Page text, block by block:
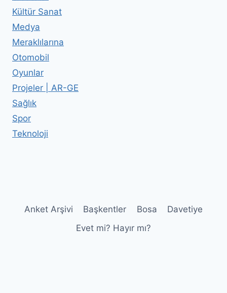
Kültür Sanat
Medya
Meraklılarına
Otomobil
Oyunlar
Projeler | AR-GE
Sağlık
Spor
Teknoloji
Anket Arşivi Başkentler Bosa
Davetiye
Evet mi? Hayır mı?